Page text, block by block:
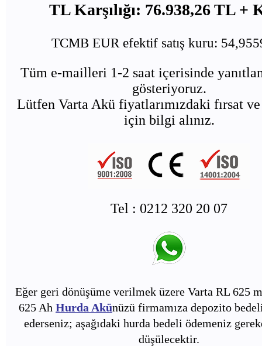
TL Karşılığı: 76.938,26 TL +
TCMB EUR efektif satış kuru:
Tüm e-mailleri 1-2 saat içerisinde
gösteriyoruz.
Lütfen Varta Akü fiyatlarımızdaki fırsat
için bilgi alınız.
Tel : 0212 320 20 07
Eğer geri dönüşüme verilmek üzere Varta RL 625
625 Ah Hurda Akünüzü firmamıza depozito
ederseniz; aşağıdaki hurda bedeli ödemeniz
düşülecektir.